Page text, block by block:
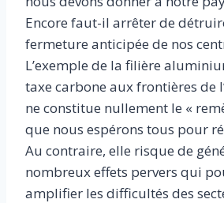
Encore faut-il arrêter de
fermeture anticipée de nos
L’exemple de la filière
taxe carbone aux frontières de
ne constitue nullement le «
que nous espérons tous pour
Au contraire, elle risque de
nombreux effets pervers qui
amplifier les difficultés des